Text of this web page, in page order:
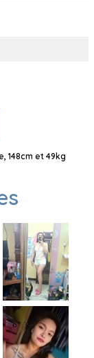
148cm et 49kg